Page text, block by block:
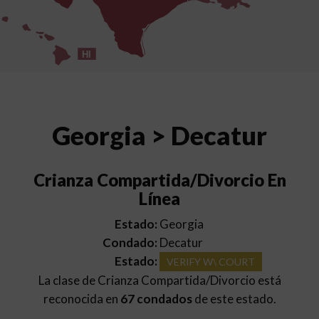
HI
Georgia > Decatur
Crianza Compartida/Divorcio En
Línea
Estado: Georgia
Condado: Decatur
Estado:
VERIFY W\ COURT
La clase de Crianza Compartida/Divorcio está
reconocida en 67 condadosde este estado.